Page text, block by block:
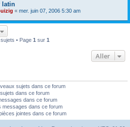
latin
« mer. juin 07, 2006 5:30 am
• Page 1 sur 1
Aller
sujets dans ce forum
dans ce forum
dans ce forum
messages dans ce forum
jointes dans ce forum